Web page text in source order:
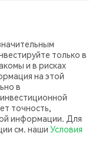
только в
и в рисках
на этой
в
точность,
информации. Для
см. наши Условия